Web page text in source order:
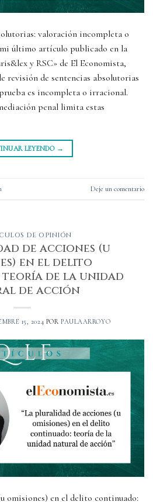
valoración incompleta o
último artículo publicado en la
y RSC» de El Economista,
revisión de sentencias absolutorias
es incompleta o irracional.
penal limita estas
LEYENDO →
Deje un comentario
DE OPINIÓN
de acciones (u
en el delito
de la unidad
de acción
15, 2024 POR PAULAARROYO
omisiones) en el delito continuado: